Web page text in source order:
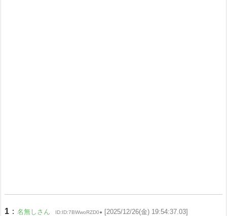
1 ： 名無しさん ID:ID:7BWwoRZD0● [2025/12/26(金) 19:54:37.03]